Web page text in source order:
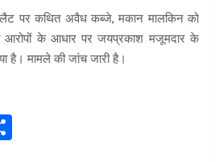
पर कथित अवैध कब्जे, मकान मालकिन को
आरोपों के आधार पर जयप्रकाश मजूमदार के
है। मामले की जांच जारी है।